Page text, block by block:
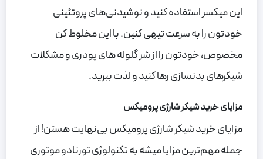
این میکسر استفاده کنید و نوشیدنی‌های پروتئینی
خودتون را به سرعت تیهی کنین. با این مخلوط کن
مخصوص، خودتون را از شر گلوله های پودری و مشکلات
شیکرهای بدنسازی رها کنید و لذت ببرید.
مزایای خرید شیکر شارژی پرومیکس
مزایای خرید شیکر شارژی پرومیکس بی‌نهایت هستن! از
جمله مهم‌ترین مزایا میشه به تکنولوژی تورنادو موتوری